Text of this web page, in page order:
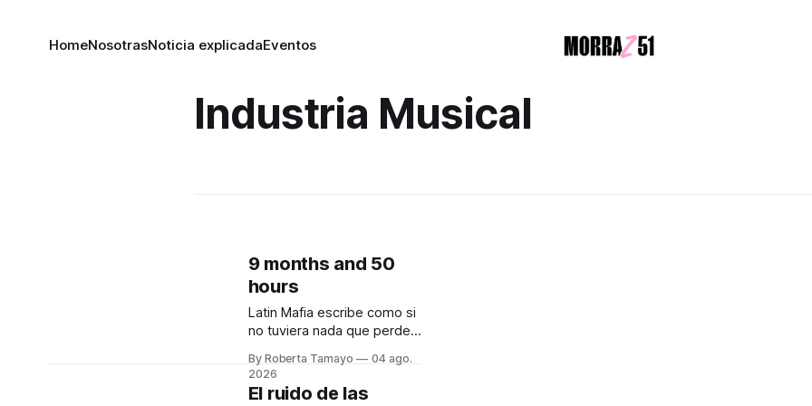
HomeNosotrasNoticia explicadaEventos
Industria Musical
9 months and 50
hours
Latin Mafia escribe como si
no tuviera nada que perder,
dolor, no lo suavizan para
que se sienta bonito, nos lo
By Roberta Tamayo
04 ago.
2026
El ruido de las